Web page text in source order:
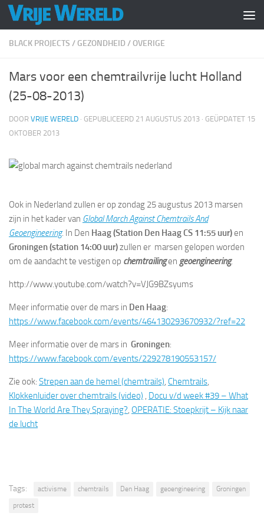
Doorgaan naar inhoud
BLACK PROJECTS / GEZONDHEID /OVERIGE
Mars voor een chemtrailvrije lucht Holland
(25-08-2013)
DOOR VRIJE WERELD · GEPUBLICEERD 21 AUGUSTUS 2013 · GEÜPDATET 15
OKTOBER 2013
Ook in Nederland zullen er op zondag 25 augustus 2013 marsen
zijn in het kader van Global March Against Chemtrails And
Geoengineering. In Den Haag (Station Den Haag CS 11:55 uur)en
Groningen(station 14:00 uur)zullen er marsen gelopen worden
om de aandacht te vestigen op chemtrailingen geoengineering.
http://www.youtube.com/watch?v=VJG9BZsyums
Meer informatie over de mars in Den Haag:
https://www.facebook.com/events/464130293670932/?ref=22
Meer informatie over de mars in Groningen:
https://www.facebook.com/events/229278190553157/
Zie ook: Strepen aan de hemel (chemtrails), Chemtrails,
Klokkenluider over chemtrails (video) , Docu v/d week #39 – What
In The World Are They Spraying?, OPERATIE: Stoepkrijt – Kijk naar
de lucht
Tags: activisme chemtrails Den Haag geoengineering
Groningen
protest